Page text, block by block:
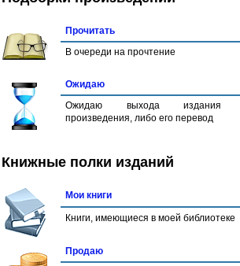
Прочитать
В очереди на прочтение
Ожидаю
Ожидаю выхода издания
произведения, либо его перевод
Книжные полки изданий
Мои книги
Книги, имеющиеся в моей библиотеке
Продаю